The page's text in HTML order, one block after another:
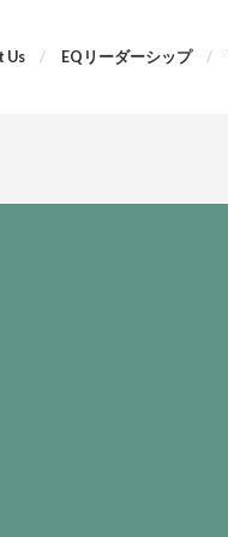
Us EQリーダーシップ